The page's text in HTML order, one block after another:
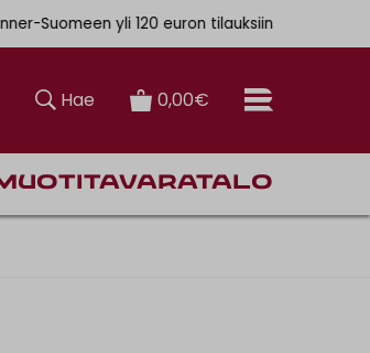
Suomeen yli 120 euron tilauksiin
Hae 0,00€